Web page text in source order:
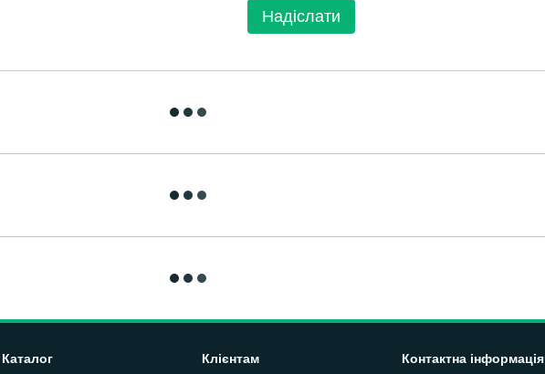
Надіслати
Каталог Клієнтам Контактна інформація